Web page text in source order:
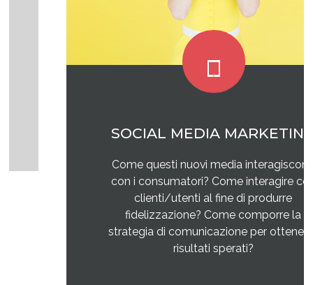
SOCIAL MEDIA MARKETING
Come questi nuovi media interagiscono
con i consumatori? Come interagire con
clienti/utenti al fine di produrre
fidelizzazione? Come comporre la
strategia di comunicazione per ottenere i
risultati sperati?